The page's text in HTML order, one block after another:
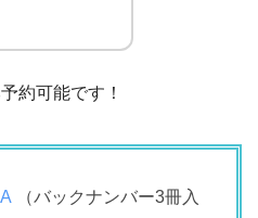
約可能です！
（バックナンバー3冊入